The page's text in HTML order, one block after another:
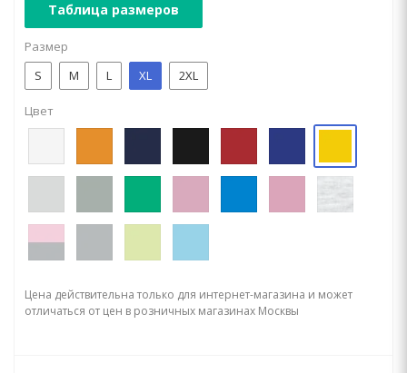
Таблица размеров
Размер
S
M L XL 2XL
Цвет
Цена действительна только для интернет-магазина и может
отличаться от цен в розничных магазинах Москвы